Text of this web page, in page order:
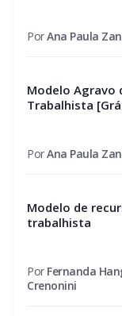
PorAna Paula
Modelo Agravo
Trabalhista
PorAna Paula
Modelo de
trabalhista
Por Fernanda
Crenonini